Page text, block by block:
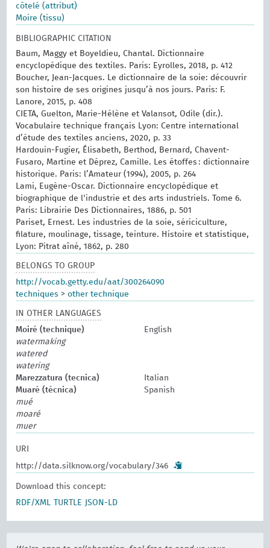
côtelé (attribut)
Moire (tissu)
BIBLIOGRAPHIC CITATION
Baum, Maggy et Boyeldieu, Chantal. Dictionnaire
encyclopédique des textiles. Paris: Eyrolles, 2018, p. 412
Boucher, Jean-Jacques. Le dictionnaire de la soie: découvrir
son histoire de ses origines jusqu’à nos jours. Paris: F.
Lanore, 2015, p. 408
CIETA, Guelton, Marie-Hélène et Valansot, Odile (dir.).
Vocabulaire technique français Lyon: Centre international
d’étude des textiles anciens, 2020, p. 33
Hardouin-Fugier, Élisabeth, Berthod, Bernard, Chavent-
Fusaro, Martine et Déprez, Camille. Les étoffes : dictionnaire
historique. Paris: l’Amateur (1994), 2005, p. 264
Lami, Eugène-Oscar. Dictionnaire encyclopédique et
biographique de l'industrie et des arts industriels. Tome 6.
Paris: Librairie Des Dictionnaires, 1886, p. 501
Pariset, Ernest. Les industries de la soie, sériciculture,
filature, moulinage, tissage, teinture. Histoire et statistique,
Lyon: Pitrat aîné, 1862, p. 280
BELONGS TO GROUP
http://vocab.getty.edu/aat/300264090
techniques >other technique
IN OTHER LANGUAGES
Moiré (technique)
English
watermaking
watered
watering
Marezzatura (tecnica)
Italian
Muaré (técnica)
Spanish
mué
moaré
muer
URI
http://data.silknow.org/vocabulary/346
Download this concept:
RDF/XML
TURTLE JSON-LD